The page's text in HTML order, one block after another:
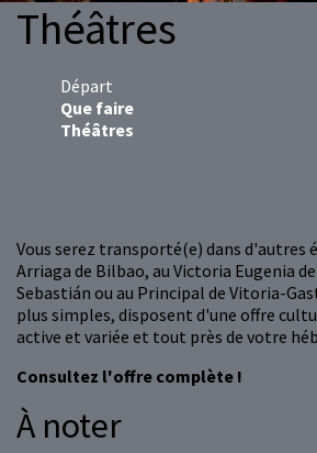
Théâtres
Départ
Que faire
Théâtres
Vous serez transporté(e) dans d'autres
Arriaga de Bilbao, au Victoria Eugenia
Sebastián ou au Principal de Vitoria-
plus simples, disposent d'une offre
active et variée et tout près de votre
Consultez l'offre complète !
À noter